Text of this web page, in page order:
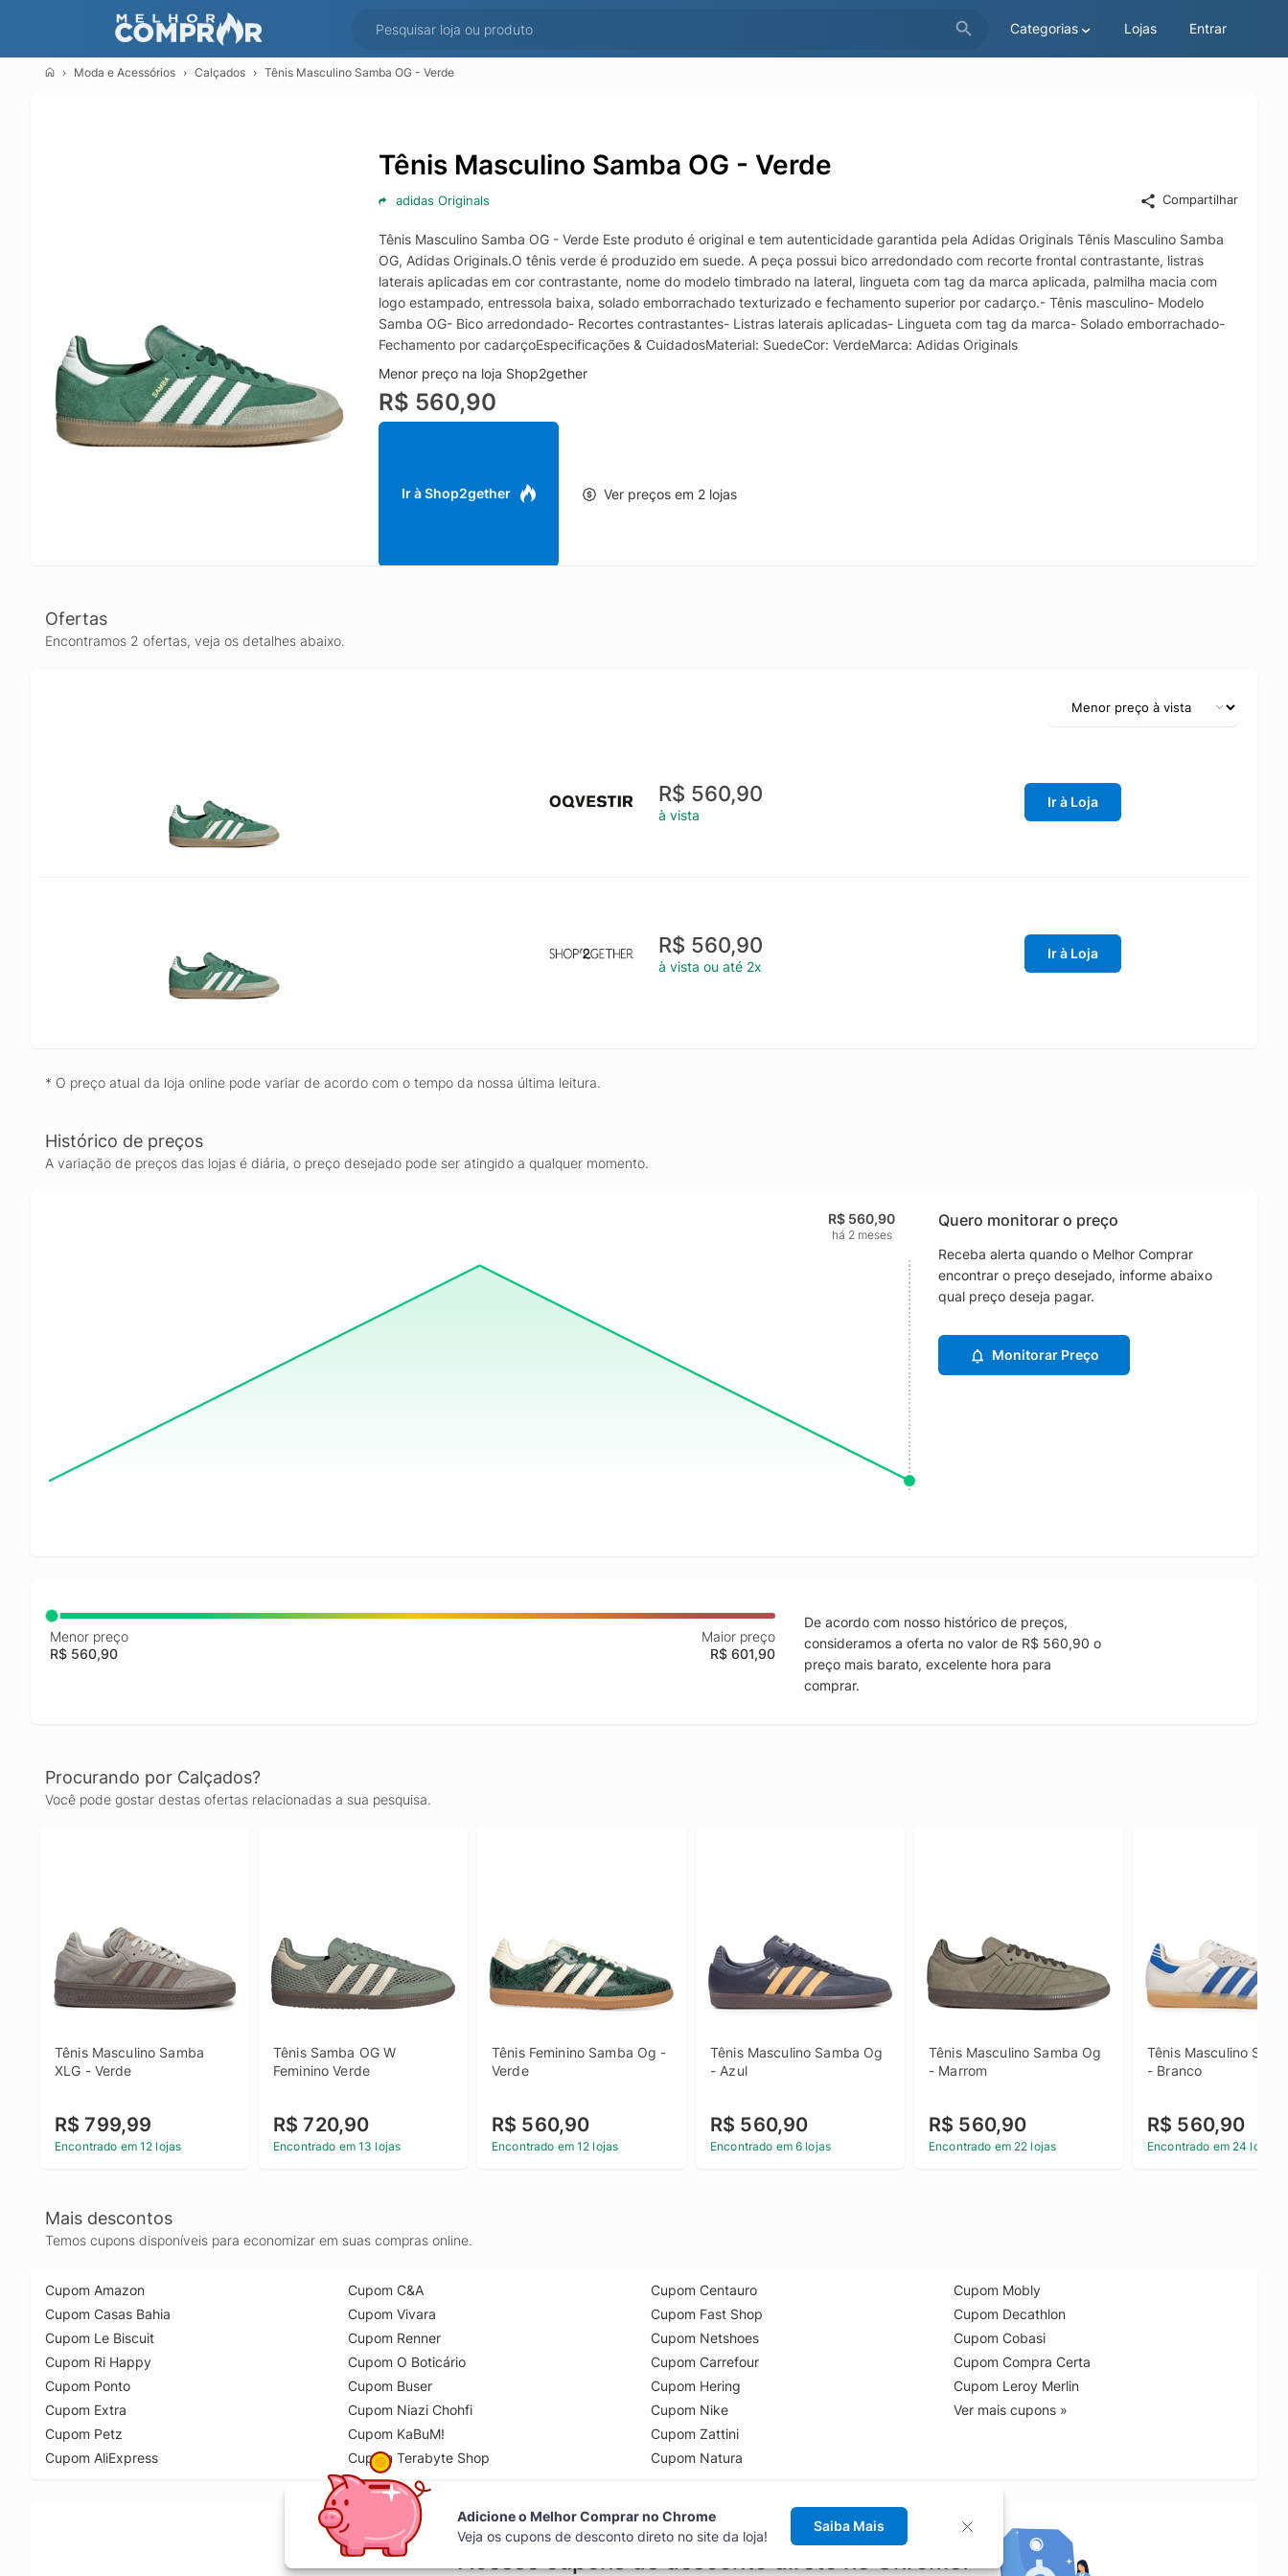
Categorias Lojas Entrar
Moda e Acessórios Calçados Tênis Masculino Samba OG - Verde
Tênis Masculino Samba OG - Verde
adidas Originals Compartilhar
Tênis Masculino Samba OG - Verde Este produto é original e tem autenticidade garantida pela Adidas Originals Tênis Masculino Samba
OG, Adidas Originals.O tênis verde é produzido em suede. A peça possui bico arredondado com recorte frontal contrastante, listras
laterais aplicadas em cor contrastante, nome do modelo timbrado na lateral, lingueta com tag da marca aplicada, palmilha macia com
logo estampado, entressola baixa, solado emborrachado texturizado e fechamento superior por cadarço.- Tênis masculino- Modelo
Samba OG- Bico arredondado- Recortes contrastantes- Listras laterais aplicadas- Lingueta com tag da marca- Solado emborrachado-
Fechamento por cadarçoEspecificações & CuidadosMaterial: SuedeCor: VerdeMarca: Adidas Originals
Menor preço na loja Shop2gether
R$ 560,90
Ir à Shop2gether Ver preços em 2 lojas
Ofertas
Encontramos 2 ofertas, veja os detalhes abaixo.
R$ 560,90
à vista
Ir à Loja
R$ 560,90
à vista ou até 2x
Ir à Loja
* O preço atual da loja online pode variar de acordo com o tempo da nossa última leitura.
Histórico de preços
A variação de preços das lojas é diária, o preço desejado pode ser atingido a qualquer momento.
R$ 560,90
há 2 meses
Quero monitorar o preço
Receba alerta quando o Melhor Comprar
encontrar o preço desejado, informe abaixo
qual preço deseja pagar.
Monitorar Preço
Menor preço
R$ 560,90
Maior preço
R$ 601,90
De acordo com nosso histórico de preços,
consideramos a oferta no valor de R$ 560,90 o
preço mais barato, excelente hora para
comprar.
Procurando por Calçados?
Você pode gostar destas ofertas relacionadas a sua pesquisa.
Tênis Masculino Samba
XLG - Verde
R$ 799,99
Encontrado em 12 lojas
Tênis Samba OG W
Feminino Verde
R$ 720,90
Encontrado em 13 lojas
Tênis Feminino Samba Og -
Verde
R$ 560,90
Encontrado em 12 lojas
Tênis Masculino Samba Og
- Azul
R$ 560,90
Encontrado em 6 lojas
Tênis Masculino Samba Og
- Marrom
R$ 560,90
Encontrado em 22 lojas
Tênis Masculino
- Branco
R$ 560,90
Encontrado em 24 lojas
Mais descontos
Temos cupons disponíveis para economizar em suas compras online.
Cupom Amazon
Cupom Casas Bahia
Cupom Le Biscuit
Cupom Ri Happy
Cupom Ponto
Cupom Extra
Cupom Petz
Cupom AliExpress
Cupom C&A
Cupom Vivara
Cupom Renner
Cupom O Boticário
Cupom Buser
Cupom Niazi Chohfi
Cupom KaBuM!
Cupom Terabyte Shop
Cupom Centauro
Cupom Fast Shop
Cupom Netshoes
Cupom Carrefour
Cupom Hering
Cupom Nike
Cupom Zattini
Cupom Natura
Cupom Mobly
Cupom Decathlon
Cupom Cobasi
Cupom Compra Certa
Cupom Leroy Merlin
Ver mais cupons »
Acesse cupons de desconto direto no Chrome!
Adicione o Melhor Comprar no Chrome
Veja os cupons de desconto direto no site da loja!
Saiba Mais